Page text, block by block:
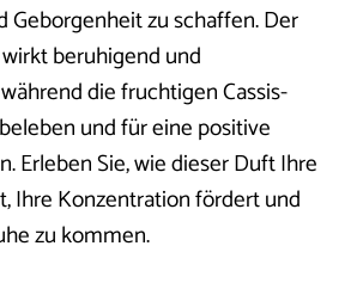
Geborgenheit zu schaffen. Der
beruhigend und
die fruchtigen Cassis-
und für eine positive
Erleben Sie, wie dieser Duft Ihre
Ihre Konzentration fördert und
zu kommen.